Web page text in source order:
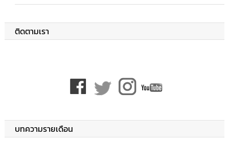
ติดตามเรา
บทความรายเดือน